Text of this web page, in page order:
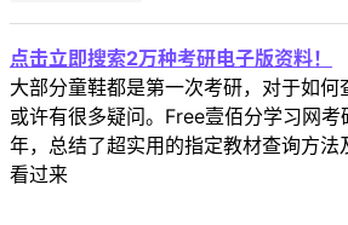
点击立即搜索2万种考研电子版资料！
大部分童鞋都是第一次考研，对于如何
或许有很多疑问。Free壹佰分学习网
年，总结了超实用的指定教材查询方法
看过来